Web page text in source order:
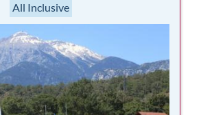
All Inclusive